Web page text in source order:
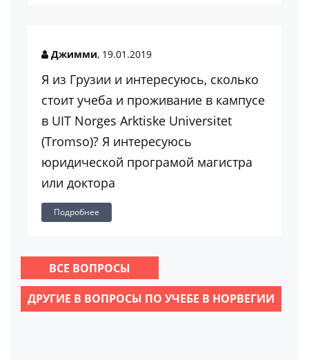
Джимми, 19.01.2019
Я из Грузии и интересуюсь, сколько
стоит учеба и проживание в кампусе
в UIT Norges Arktiske Universitet
(Tromso)? Я интересуюсь
юридической програмой магистра
или доктора
Подробнее
ВСЕ ВОПРОСЫ
ДРУГИЕ В ВОПРОСЫ ПО УЧЕБЕ В НОРВЕГИИ